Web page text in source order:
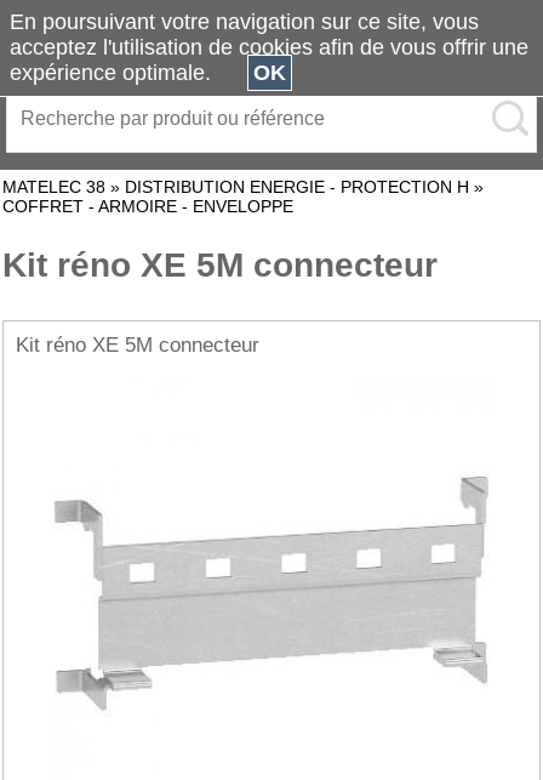
MATELEC 38 » DISTRIBUTION ENERGIE - PROTECTION H »
COFFRET - ARMOIRE - ENVELOPPE
Kit réno XE 5M connecteur
Kit réno XE 5M connecteur
En poursuivant votre navigation sur ce site, vous
acceptez l'utilisation de cookies afin de vous offrir une
expérience optimale.
OK